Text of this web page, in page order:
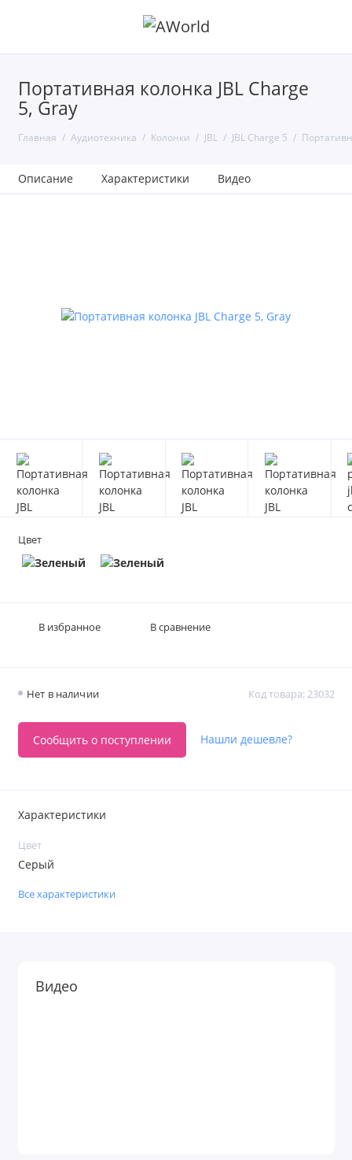
Портативная колонка JBL Charge
5, Gray
Главная Аудиотехника Колонки JBL JBL Charge 5
Описание Характеристики Видео
Цвет
Нет в наличии Код товара: 23032
Сообщить о поступлении Нашли дешевле?
В избранное В сравнение
Характеристики
Цвет
Серый
Все характеристики
Видео